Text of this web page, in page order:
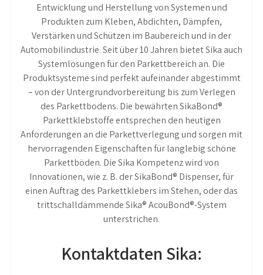
Entwicklung und Herstellung von Systemen und
Produkten zum Kleben, Abdichten, Dämpfen,
Verstärken und Schützen im Baubereich und in der
Automobilindustrie. Seit über 10 Jahren bietet Sika auch
Systemlösungen für den Parkettbereich an. Die
Produktsysteme sind perfekt aufeinander abgestimmt
– von der Untergrundvorbereitung bis zum Verlegen
des Parkettbodens. Die bewährten SikaBond®
Parkettklebstoffe entsprechen den heutigen
Anforderungen an die Parkettverlegung und sorgen mit
hervorragenden Eigenschaften für langlebig schöne
Parkettböden. Die Sika Kompetenz wird von
Innovationen, wie z. B. der SikaBond® Dispenser, für
einen Auftrag des Parkettklebers im Stehen, oder das
trittschalldämmende Sika® AcouBond®-System
unterstrichen.
Kontaktdaten Sika: